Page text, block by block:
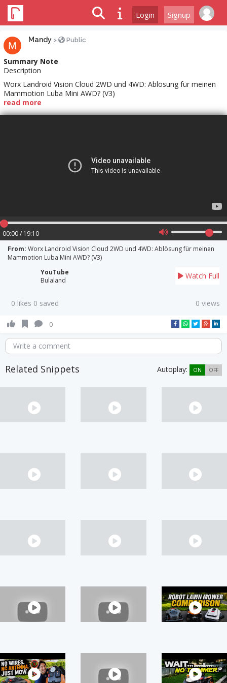
Login Signup
Mandy > Public
Summary Note
Description
Worx Landroid Vision Cloud 2WD und 4WD: Ablösung für meinen
Mammotion Luba Mini AWD? (V3)
read more
00:00 / 19:10
From: Worx Landroid Vision Cloud 2WD und 4WD: Ablösung für meinen
Mammotion Luba Mini AWD? (V3)
YouTube
Bulaland
Watch Full
0 likes 0 saved 0 views
0
Write a comment
Related Snippets Autoplay: ON OFF